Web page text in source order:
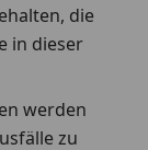
die
in dieser
werden
zu